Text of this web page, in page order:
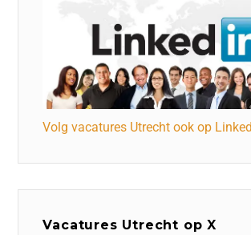
Volg vacatures Utrecht ook op
Vacatures Utrecht op X